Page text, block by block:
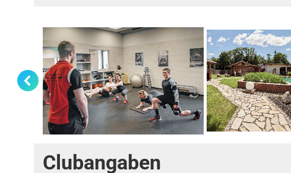
Clubangaben